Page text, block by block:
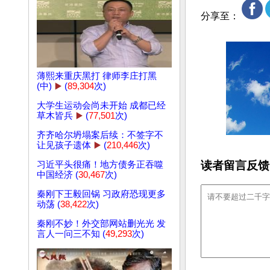
薄熙来重庆黑打 律师李庄打黑
(中) ▶️ (89,304次)
大学生运动会尚未开始 成都已经
草木皆兵 ▶️ (77,501次)
齐齐哈尔坍塌案后续：不签字不
让见孩子遗体 ▶️ (210,446次)
习近平头很痛！地方债务正吞噬
中国经济 (30,467次)
秦刚下王毅回锅 习政府恐现更多
动荡 (38,422次)
秦刚不妙！外交部网站删光光 发
言人一问三不知 (49,293次)
分享至：
读者留言反